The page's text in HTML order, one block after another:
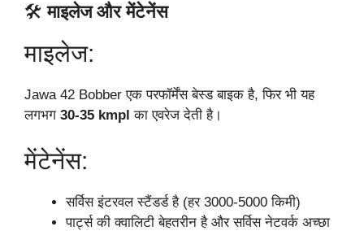
🛠️माइलेज और मेंटेनेंस
माइलेज:
Jawa 42 Bobber एक परफॉर्मेंस बेस्ड बाइक है, फिर भी यह
लगभग 30-35 kmpl का एवरेज देती है।
मेंटेनेंस:
सर्विस इंटरवल स्टैंडर्ड है (हर 3000-5000 किमी)
पार्ट्स की क्वालिटी बेहतरीन है और सर्विस नेटवर्क अच्छा